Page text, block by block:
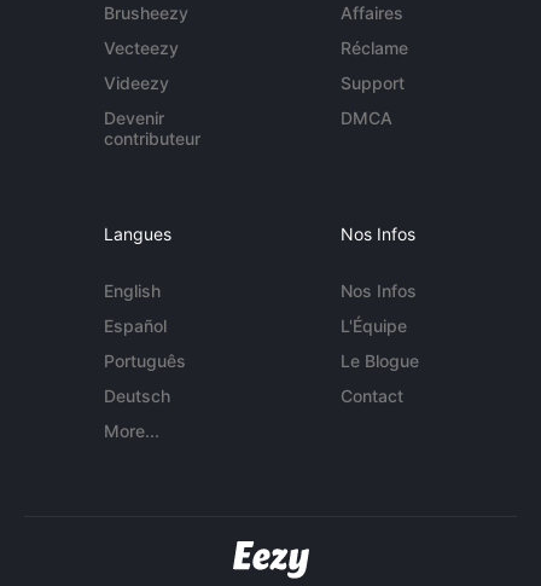
Brusheezy
Vecteezy
Videezy
Devenir
contributeur
Affaires
Réclame
Support
DMCA
Langues
English
Español
Português
Deutsch
More...
Nos Infos
Nos Infos
L'Équipe
Le Blogue
Contact